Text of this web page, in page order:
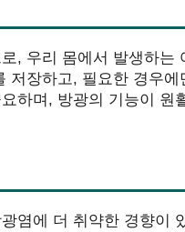
, 우리 몸에서 발생하
저장하고, 필요한 경우
하며, 방광의 기능이 원
염에 더 취약한 경향이